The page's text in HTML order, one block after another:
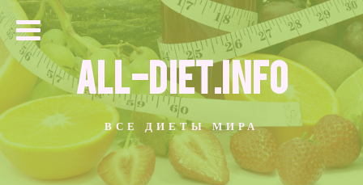
ALL-DIET.INFO
ВСЕ ДИЕТЫ МИРА